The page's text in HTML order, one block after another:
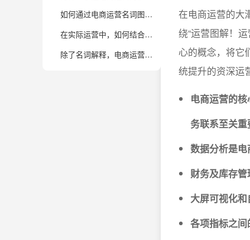
如何通过电商运营名词图解，快速梳理和学习数据分析思路？
在实际运营中，如何结合核心术语做出高效的优化决策？
除了名词解释，电商运营人员还需要掌握哪些数据分析技能？
在电商运营的大
绕“运营图解！
心的概念，将它
统提升的资深运
电商运营的
务联系至关重
数据分析是电
财务及库存管
大屏可视化
各项指标之间